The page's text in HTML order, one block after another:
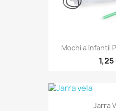
Mochila Infantil
Jarra